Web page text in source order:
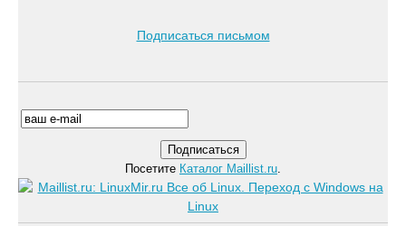
Подписаться письмом
Посетите Каталог Maillist.ru.